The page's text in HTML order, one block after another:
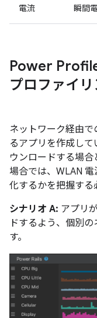
電流 瞬間
Power
プロファイ
ネットワーク経由
るアプリを作成し
ウンロードする場
場合では、WLAN
化するかを把握する
シナリオ A: アプリ
ドするよう、個別
す。